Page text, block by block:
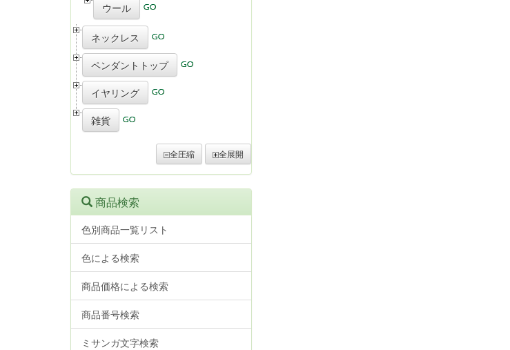
ウール
ネックレス
ペンダントトップ
イヤリング
雑貨
全圧縮 全展開
商品検索
色別商品一覧リスト
色による検索
商品価格による検索
商品番号検索
ミサンガ文字検索